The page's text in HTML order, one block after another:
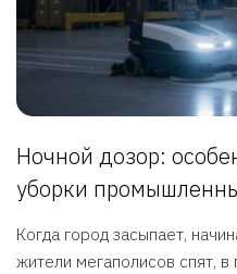
Ночной дозор:
уборки
Когда город засыпает,
жители мегаполисов спят, в